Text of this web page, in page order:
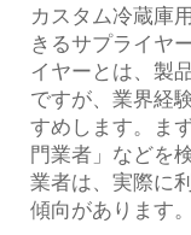
カスタム冷蔵庫
きるサプライヤ
イヤーとは、製
ですが、業界経
すめします。ま
門業者」などを
業者は、実際に
傾向があります。